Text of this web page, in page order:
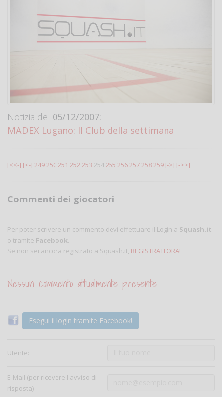
Notizia del 05/12/2007:
MADEX Lugano: Il Club della settimana
[<<-] [<-] 249250251 252 253 254255 256257258259 [->] [->>]
Commenti dei giocatori
Per poter scrivere un commento devi effettuare il Login a Squash.it
o tramite Facebook.
Se non sei ancora registrato a Squash.it, REGISTRATI ORA!
Nessun commento attualmente presente
Esegui il login tramite Facebook!
Utente:
E-Mail (per ricevere l'avviso di
risposta)